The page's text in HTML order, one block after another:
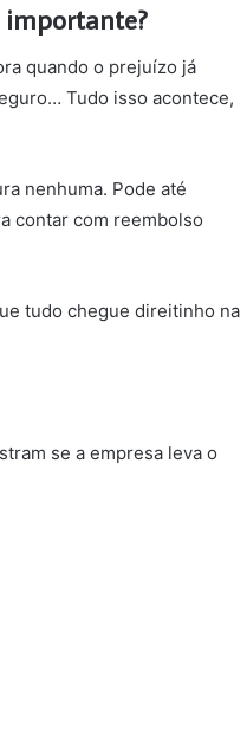
importante?
quando o prejuízo já
Tudo isso acontece,
nenhuma. Pode até
contar com reembolso
tudo chegue direitinho na
se a empresa leva o